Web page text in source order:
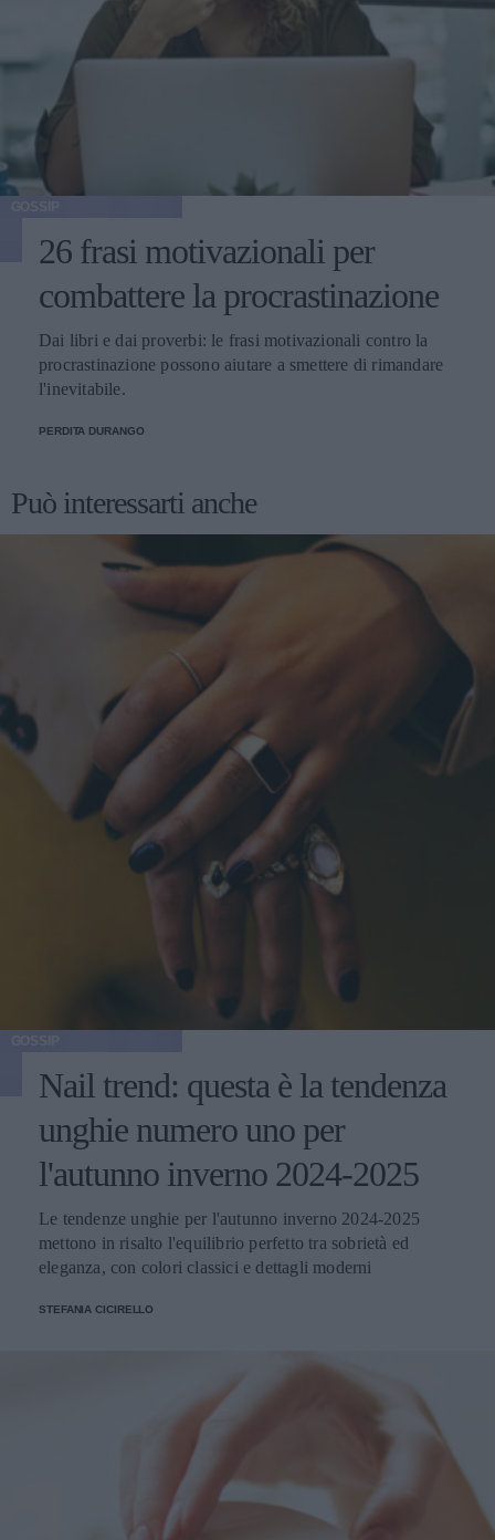
26 frasi motivazionali per
combattere la procrastinazione
Dai libri e dai proverbi: le frasi motivazionali contro la
procrastinazione possono aiutare a smettere di rimandare
l'inevitabile.
PERDITA DURANGO
Può interessarti anche
Nail trend: questa è la tendenza
unghie numero uno per
l'autunno inverno 2024-2025
Le tendenze unghie per l'autunno inverno 2024-2025
mettono in risalto l'equilibrio perfetto tra sobrietà ed
eleganza, con colori classici e dettagli moderni
STEFANIA CICIRELLO